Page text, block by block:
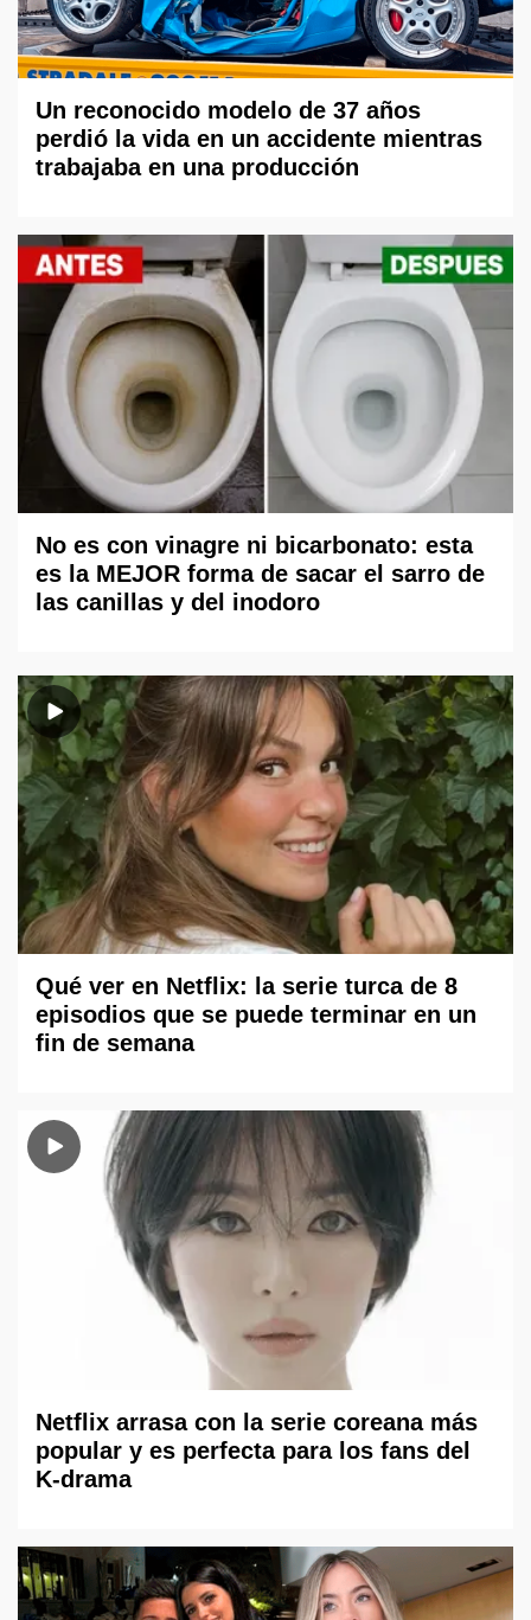
Un reconocido modelo de 37 años
perdió la vida en un accidente mientras
trabajaba en una producción
No es con vinagre ni bicarbonato: esta
es la MEJOR forma de sacar el sarro de
las canillas y del inodoro
Qué ver en Netflix: la serie turca de 8
episodios que se puede terminar en un
fin de semana
Netflix arrasa con la serie coreana más
popular y es perfecta para los fans del
K-drama